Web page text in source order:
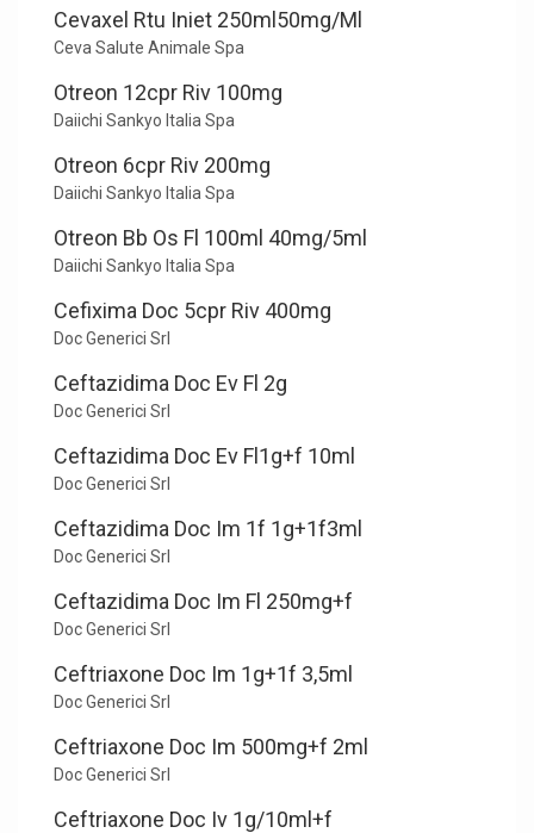
Cevaxel Rtu Iniet 250ml50mg/Ml
Ceva Salute Animale Spa
Otreon 12cpr Riv 100mg
Daiichi Sankyo Italia Spa
Otreon 6cpr Riv 200mg
Daiichi Sankyo Italia Spa
Otreon Bb Os Fl 100ml 40mg/5ml
Daiichi Sankyo Italia Spa
Cefixima Doc 5cpr Riv 400mg
Doc Generici Srl
Ceftazidima Doc Ev Fl 2g
Doc Generici Srl
Ceftazidima Doc Ev Fl1g+f 10ml
Doc Generici Srl
Ceftazidima Doc Im 1f 1g+1f3ml
Doc Generici Srl
Ceftazidima Doc Im Fl 250mg+f
Doc Generici Srl
Ceftriaxone Doc Im 1g+1f 3,5ml
Doc Generici Srl
Ceftriaxone Doc Im 500mg+f 2ml
Doc Generici Srl
Ceftriaxone Doc Iv 1g/10ml+f